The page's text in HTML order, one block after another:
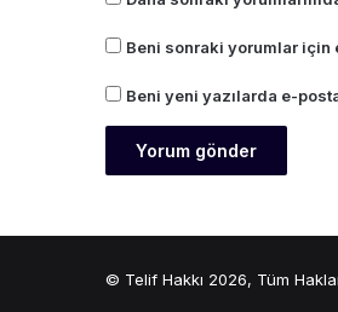
Beni sonraki yorumlar
Beni yeni yazılarda e-
© Telif Hakkı 2026, Tüm